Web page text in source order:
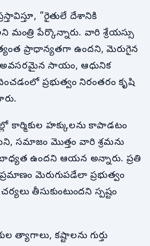
“రైతులే దేశానికి
మంత్రి పేర్కొన్నారు. వారి శ్రేయస్సు
ప్రాధాన్యతగా ఉందని, మెరుగైన
అవసరమైన సాయం, ఆధునిక
ప్రభుత్వం నిరంతరం కృషి
కార్మికుల హక్కులను కాపాడటం
సమాజం మొత్తం వారి శ్రమను
ఉందని ఆయన అన్నారు. ప్రతి
మెరుగుపడేలా ప్రభుత్వం
తీసుకుంటుందని స్పష్టం
త్యాగాలు, కష్టాలను గుర్తు